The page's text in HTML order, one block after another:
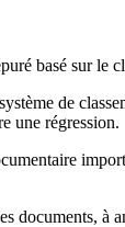
basé sur le
de
une régression.
documents,